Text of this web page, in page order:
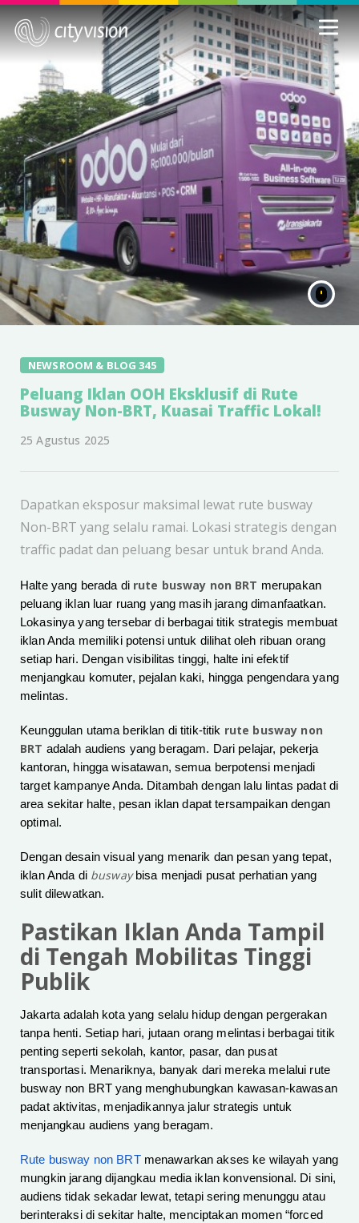
NEWSROOM & BLOG 345
Peluang Iklan OOH Eksklusif di Rute
Busway Non-BRT, Kuasai Traffic Lokal!
25 Agustus 2025
Dapatkan eksposur maksimal lewat rute busway
Non-BRT yang selalu ramai. Lokasi strategis dengan
traffic padat dan peluang besar untuk brand Anda.
Halte yang berada di rute busway non BRT merupakan
peluang iklan luar ruang yang masih jarang dimanfaatkan.
Lokasinya yang tersebar di berbagai titik strategis membuat
iklan Anda memiliki potensi untuk dilihat oleh ribuan orang
setiap hari. Dengan visibilitas tinggi, halte ini efektif
menjangkau komuter, pejalan kaki, hingga pengendara yang
melintas.
Keunggulan utama beriklan di titik-titik rute busway non
BRT adalah audiens yang beragam. Dari pelajar, pekerja
kantoran, hingga wisatawan, semua berpotensi menjadi
target kampanye Anda. Ditambah dengan lalu lintas padat di
area sekitar halte, pesan iklan dapat tersampaikan dengan
optimal.
Dengan desain visual yang menarik dan pesan yang tepat,
iklan Anda di busway bisa menjadi pusat perhatian yang
sulit dilewatkan.
Pastikan Iklan Anda Tampil
di Tengah Mobilitas Tinggi
Publik
Jakarta adalah kota yang selalu hidup dengan pergerakan
tanpa henti. Setiap hari, jutaan orang melintasi berbagai titik
penting seperti sekolah, kantor, pasar, dan pusat
transportasi. Menariknya, banyak dari mereka melalui rute
busway non BRT yang menghubungkan kawasan-kawasan
padat aktivitas, menjadikannya jalur strategis untuk
menjangkau audiens yang beragam.
Rute busway non BRTmenawarkan akses ke wilayah yang
mungkin jarang dijangkau media iklan konvensional. Di sini,
audiens tidak sekadar lewat, tetapi sering menunggu atau
berinteraksi di sekitar halte, menciptakan momen “forced